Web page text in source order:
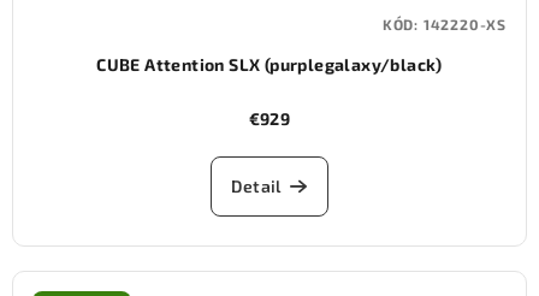
CUBE Attention SLX (purplegalaxy/black)
€929
Detail
KÓD: 142220-XS